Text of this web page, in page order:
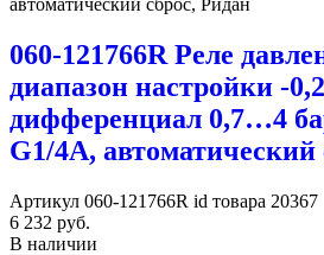
060-121766R Реле
диапазон настройки -
дифференциал 0,7…4
G1/4А, автоматический
Артикул 060-121766R id товара 20367
6 232 руб.
В наличии